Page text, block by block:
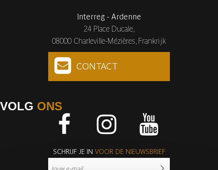
Interreg - Ardenne
24 Place Ducale,
08000 Charleville-Mézières, Frankrijk
CONTACT
VOLG ONS
SCHRIJF JE IN VOOR DE NIEUWSBRIEF